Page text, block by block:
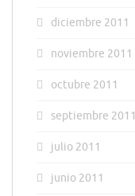
diciembre 2011
noviembre 2011
octubre 2011
septiembre 2011
julio 2011
junio 2011